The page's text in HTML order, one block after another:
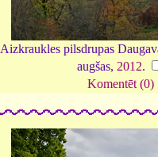
Aizkraukles pilsdrupas
augšas, 2012.
Komentēt (0)